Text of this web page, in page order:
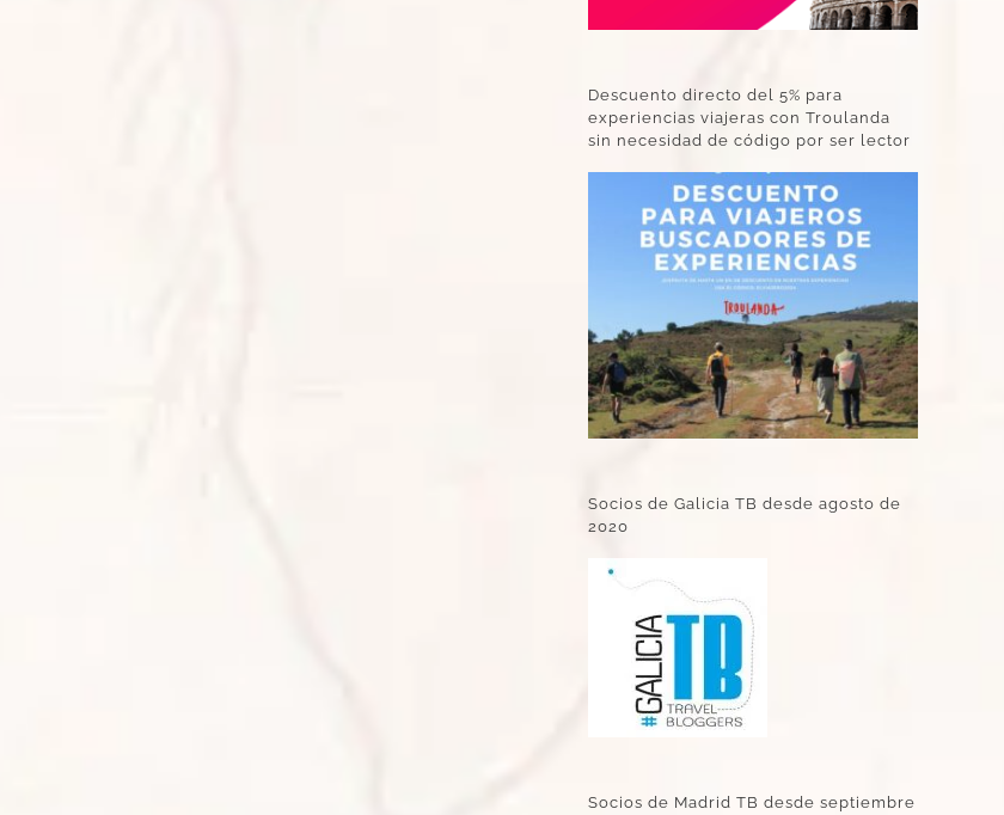
Descuento directo del 5% para
experiencias viajeras con Troulanda
sin necesidad de código por ser lector
Socios de Galicia TB desde agosto de
2020
Socios de Madrid TB desde septiembre